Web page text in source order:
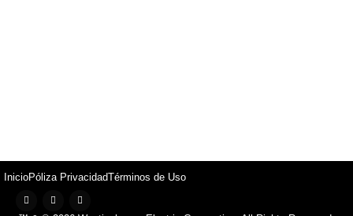
InicioPóliza PrivacidadTérminos de Uso